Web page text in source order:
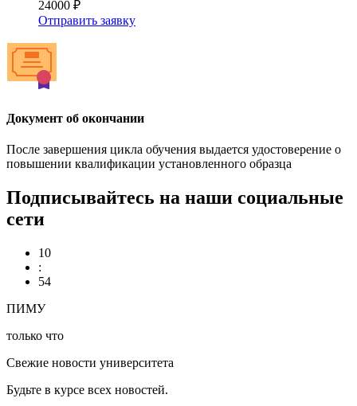
24000 ₽
Отправить заявку
Документ об окончании
После завершения цикла обучения выдается удостоверение о
повышении квалификации установленного образца
Подписывайтесь на наши социальные
сети
10
:
54
ПИМУ
только что
Свежие новости университета
Будьте в курсе всех новостей.